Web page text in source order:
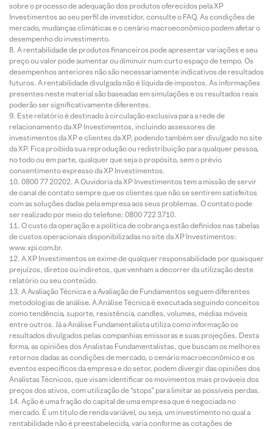
sobre o processo de adequação dos produtos oferecidos pela XP
Investimentos ao seu perfil de investidor, consulte o FAQ. As condições de
mercado, mudanças climáticas e o cenário macroeconômico podem afetar o
desempenho do investimento.
A rentabilidade de produtos financeiros pode apresentar variações e seu
preço ou valor pode aumentar ou diminuir num curto espaço de tempo. Os
desempenhos anteriores não são necessariamente indicativos de resultados
futuros. A rentabilidade divulgada não é líquida de impostos. As informações
presentes neste material são baseadas em simulações e os resultados reais
poderão ser significativamente diferentes.
Este relatório é destinado à circulação exclusiva para a rede de
relacionamento da XP Investimentos, incluindo assessores de
investimentos da XP e clientes da XP, podendo também ser divulgado no site
da XP. Fica proibida sua reprodução ou redistribuição para qualquer pessoa,
no todo ou em parte, qualquer que seja o propósito, sem o prévio
consentimento expresso da XP Investimentos.
0800 77 20202. A Ouvidoria da XP Investimentos tem a missão de servir
de canal de contato sempre que os clientes que não se sentirem satisfeitos
com as soluções dadas pela empresa aos seus problemas. O contato pode
ser realizado por meio do telefone: 0800 722 3710.
O custo da operação e a política de cobrança estão definidos nas tabelas
de custos operacionais disponibilizadas no site da XP Investimentos:
www.xpi.com.br.
A XP Investimentos se exime de qualquer responsabilidade por quaisquer
prejuízos, diretos ou indiretos, que venham a decorrer da utilização deste
relatório ou seu conteúdo.
A Avaliação Técnica e a Avaliação de Fundamentos seguem diferentes
metodologias de análise. A Análise Técnica é executada seguindo conceitos
como tendência, suporte, resistência, candles, volumes, médias móveis
entre outros. Já a Análise Fundamentalista utiliza como informação os
resultados divulgados pelas companhias emissoras e suas projeções. Desta
forma, as opiniões dos Analistas Fundamentalistas, que buscam os melhores
retornos dadas as condições de mercado, o cenário macroeconômico e os
eventos específicos da empresa e do setor, podem divergir das opiniões dos
Analistas Técnicos, que visam identificar os movimentos mais prováveis dos
preços dos ativos, com utilização de “stops” para limitar as possíveis perdas.
Ação é uma fração do capital de uma empresa que é negociada no
mercado. É um título de renda variável, ou seja, um investimento no qual a
rentabilidade não é preestabelecida, varia conforme as cotações de